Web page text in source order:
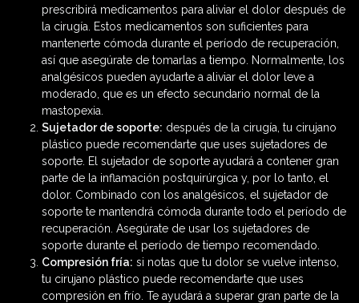
prescribirá medicamentos para aliviar el dolor después de
la cirugía. Estos medicamentos son suficientes para
mantenerte cómoda durante el período de recuperación,
así que asegúrate de tomarlas a tiempo. Normalmente, los
analgésicos pueden ayudarte a aliviar el dolor leve a
moderado, que es un efecto secundario normal de la
mastopexia.
Sujetador de soporte: después de la cirugía, tu cirujano
plástico puede recomendarte que uses sujetadores de
soporte. El sujetador de soporte ayudará a contener gran
parte de la inflamación postquirúrgica y, por lo tanto, el
dolor. Combinado con los analgésicos, el sujetador de
soporte te mantendrá cómoda durante todo el período de
recuperación. Asegúrate de usar los sujetadores de
soporte durante el período de tiempo recomendado.
Compresión fría: si notas que tu dolor se vuelve intenso,
tu cirujano plástico puede recomendarte que uses
compresión en frío. Te ayudará a superar gran parte de la